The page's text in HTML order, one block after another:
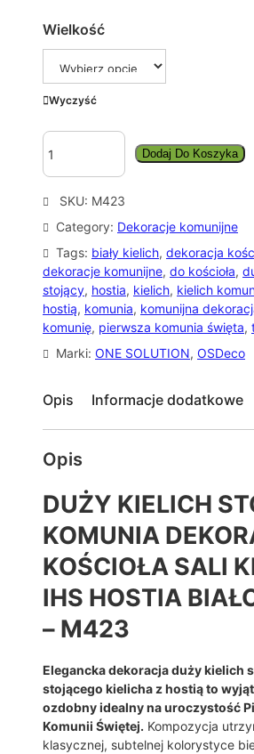
:
d
1
3
0
,
0
0
z
ł
d
o
8
0
,
0
z
ł
Wielkość
Wyczyść
i
o
ś
D
U
Ż
Y
K
I
C
T
J
Ą
C
K
O
M
U
I
E
K
Dodaj Do Koszyka
SKU: M423
Category: Dekoracje komunijne
Tags: biały kielich, dekoracja
dekoracje komunijne, do kościoła,
stojący, hostia, kielich, kielich
hostią, komunia, komunijna
komunię, pierwsza komunia święta,
Marki: ONE SOLUTION, OSDeco
Opis Informacje dodatkowe
Opis
DUŻY KIELICH
KOMUNIA
KOŚCIOŁA SALI
IHS HOSTIA
– M423
Elegancka dekoracja duży kielich
stojącego kielicha z hostią to
ozdobny idealny na uroczystość
Komunii Świętej. Kompozycja
klasycznej, subtelnej kolorystyce